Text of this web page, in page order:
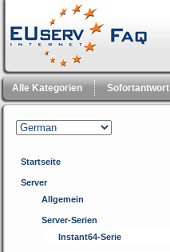
Alle Kategorien Sofortantwort
Startseite
Server
Allgemein
Server-Serien
Instant64-Serie